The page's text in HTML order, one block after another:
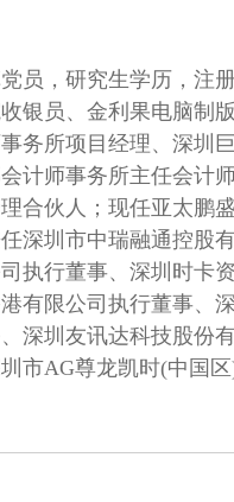
员，研究生学历，注
银员、金利果电脑制
务所项目经理、深圳
计师事务所主任会计
合伙人；现任亚太鹏
深圳市中瑞融通控股
执行董事、深圳时卡
有限公司执行董事、
深圳友讯达科技股份
市AG尊龙凯时(中国